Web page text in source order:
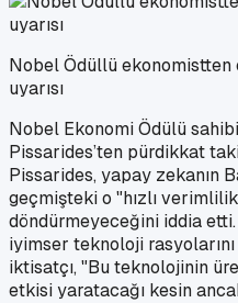
Nobel Ödüllü
uyarısı
Nobel Ekonomi Ödülü
Pissarides’ten pürdikkat
Pissarides, yapay zekanın
geçmişteki o "hızlı
döndürmeyeceğini iddia
iyimser teknoloji
iktisatçı, "Bu teknolojinin
etkisi yaratacağı kesin